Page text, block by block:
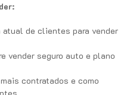
de clientes para vender
vender seguro auto e plano
contratados e como